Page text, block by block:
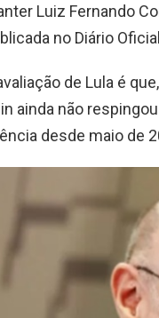
Luiz Fernando
no Diário
de Lula é
ainda não
desde maio de